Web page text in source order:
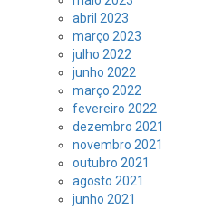
abril 2023
março 2023
julho 2022
junho 2022
março 2022
fevereiro 2022
dezembro 2021
novembro 2021
outubro 2021
agosto 2021
junho 2021